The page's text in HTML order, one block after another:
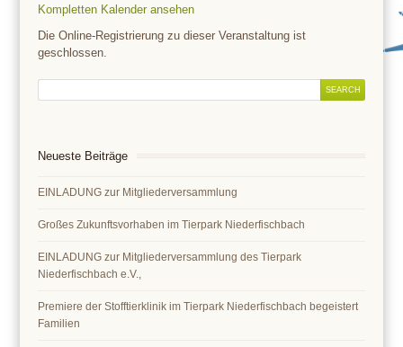
Kompletten Kalender ansehen
Die Online-Registrierung zu dieser Veranstaltung ist
geschlossen.
Neueste Beiträge
EINLADUNG zur Mitgliederversammlung
Großes Zukunftsvorhaben im Tierpark Niederfischbach
EINLADUNG zur Mitgliederversammlung des Tierpark
Niederfischbach e.V.,
Premiere der Stofftierklinik im Tierpark Niederfischbach begeistert
Familien